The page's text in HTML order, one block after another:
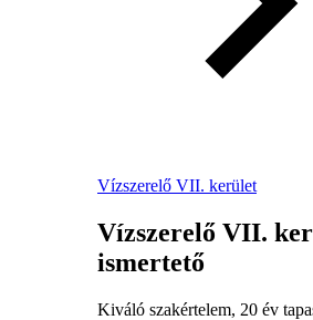
Vízszerelő VII. kerület
Vízszerelő VII.
ismertető
Kiváló szakértelem, 20 év